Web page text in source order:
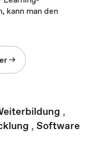
kann man den
,
, Software